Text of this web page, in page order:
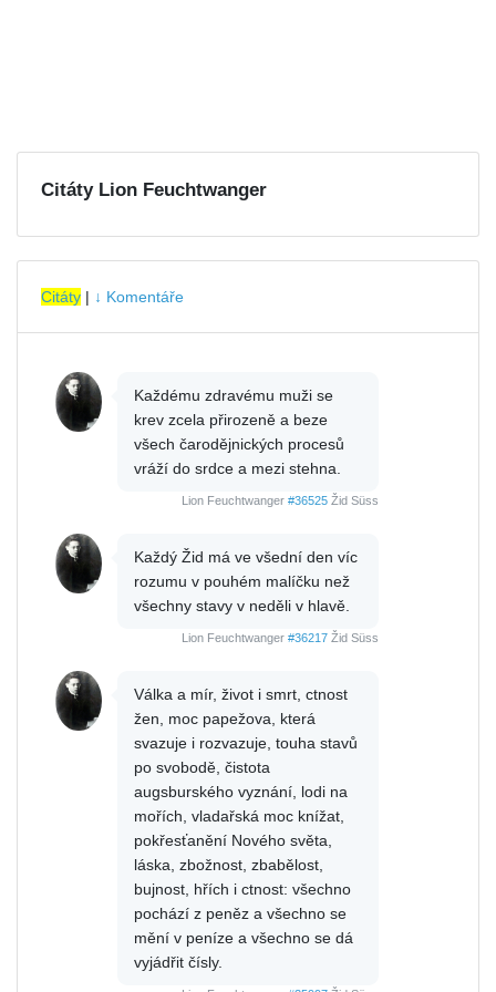
Citáty Lion Feuchtwanger
Citáty | ↓ Komentáře
Každému zdravému muži se
krev zcela přirozeně a beze
všech čarodějnických procesů
vráží do srdce a mezi stehna.
Lion Feuchtwanger #36525 Žid Süss
Každý Žid má ve všední den víc
rozumu v pouhém malíčku než
všechny stavy v neděli v hlavě.
Lion Feuchtwanger #36217 Žid Süss
Válka a mír, život i smrt, ctnost
žen, moc papežova, která
svazuje i rozvazuje, touha stavů
po svobodě, čistota
augsburského vyznání, lodi na
mořích, vladařská moc knížat,
pokřesťanění Nového světa,
láska, zbožnost, zbabělost,
bujnost, hřích i ctnost: všechno
pochází z peněz a všechno se
mění v peníze a všechno se dá
vyjádřit čísly.